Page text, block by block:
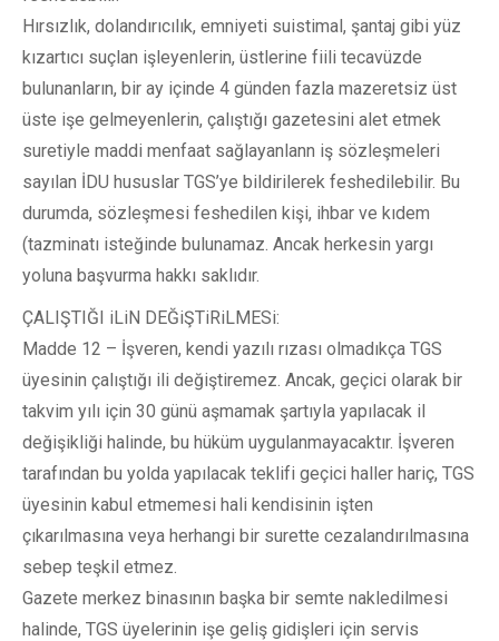
Hırsızlık, dolandırıcılık, emniyeti suistimal, şantaj gibi yüz
kızartıcı suçlan işleyenlerin, üstlerine fiili tecavüzde
bulunanların, bir ay içinde 4 günden fazla mazeretsiz üst
üste işe gelmeyenlerin, çalıştığı gazetesini alet etmek
suretiyle maddi menfaat sağlayanlann iş sözleşmeleri
sayılan İDU hususlar TGS’ye bildirilerek feshedilebilir. Bu
durumda, sözleşmesi feshedilen kişi, ihbar ve kıdem
(tazminatı isteğinde bulunamaz. Ancak herkesin yargı
yoluna başvurma hakkı saklıdır.
ÇALIŞTIĞI iLiN DEĞiŞTiRiLMESi:
Madde 12 – İşveren, kendi yazılı rızası olmadıkça TGS
üyesinin çalıştığı ili değiştiremez. Ancak, geçici olarak bir
takvim yılı için 30 günü aşmamak şartıyla yapılacak il
değişikliği halinde, bu hüküm uygulanmayacaktır. İşveren
tarafından bu yolda yapılacak teklifi geçici haller hariç, TGS
üyesinin kabul etmemesi hali kendisinin işten
çıkarılmasına veya herhangi bir surette cezalandırılmasına
sebep teşkil etmez.
Gazete merkez binasının başka bir semte nakledilmesi
halinde, TGS üyelerinin işe geliş gidişleri için servis